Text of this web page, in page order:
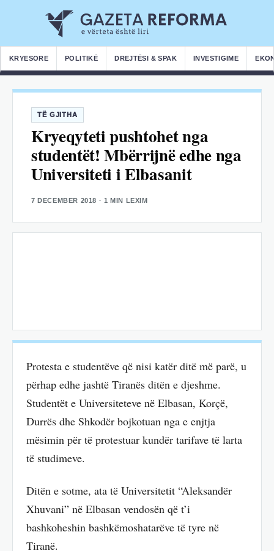
KRYESORE POLITIKË DREJTËSI & SPAK INVESTIGIME
TË GJITHA
Kryeqyteti pushtohet nga
studentët! Mbërrijnë edhe nga
Universiteti i Elbasanit
7 DECEMBER 2018 · 1 MIN LEXIM
Protesta e studentëve që nisi katër ditë më parë, u
përhap edhe jashtë Tiranës ditën e djeshme.
Studentët e Universiteteve në Elbasan, Korçë,
Durrës dhe Shkodër bojkotuan nga e enjtja
mësimin për të protestuar kundër tarifave të larta
të studimeve.
Ditën e sotme, ata të Universitetit “Aleksandër
Xhuvani” në Elbasan vendosën që t’i
bashkoheshin bashkëmoshatarëve të tyre në
Tiranë.